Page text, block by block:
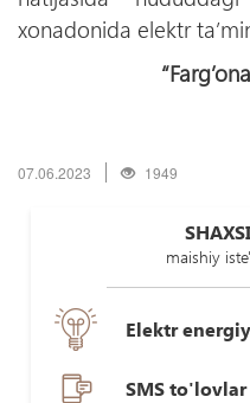
xonadonida elektr
07.06.2023 1949
maishiy
Elektr
SMS